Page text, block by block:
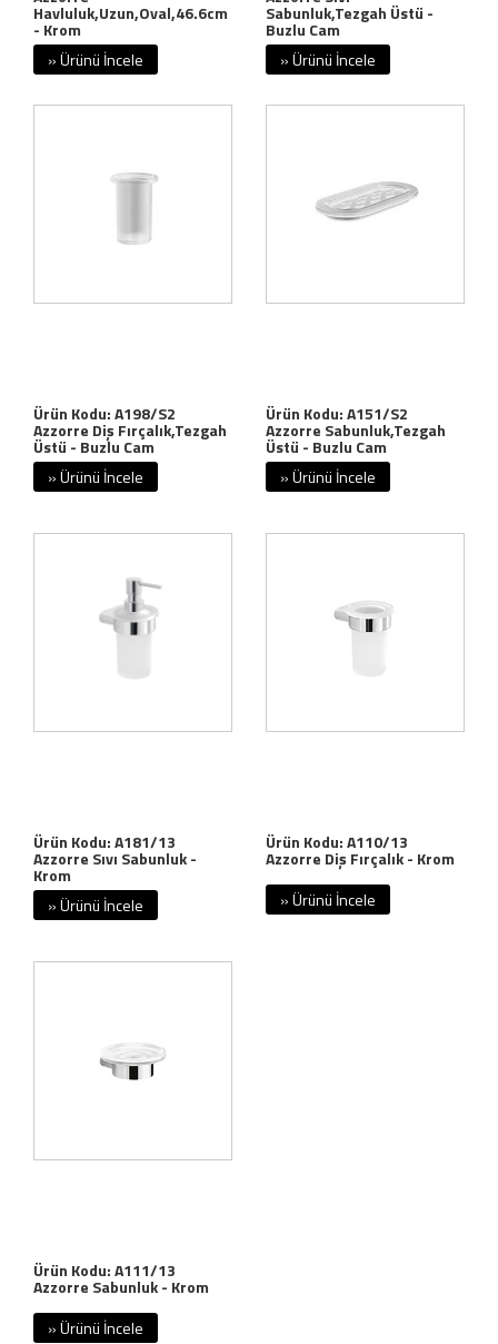
Havluluk,Uzun,Oval,46.6cm
- Krom
» Ürünü İncele
Sabunluk,Tezgah Üstü -
Buzlu Cam
» Ürünü İncele
Ürün Kodu: A198/S2
Azzorre Diş Fırçalık,Tezgah
Üstü - Buzlu Cam
» Ürünü İncele
Ürün Kodu: A151/S2
Azzorre Sabunluk,Tezgah
Üstü - Buzlu Cam
» Ürünü İncele
Ürün Kodu: A181/13
Azzorre Sıvı Sabunluk -
Krom
» Ürünü İncele
Ürün Kodu: A110/13
Azzorre Diş Fırçalık - Krom
» Ürünü İncele
Ürün Kodu: A111/13
Azzorre Sabunluk - Krom
» Ürünü İncele